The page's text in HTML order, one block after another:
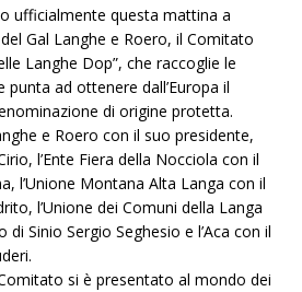
ufficialmente questa mattina a
Gal Langhe e Roero, il Comitato
Langhe Dop”, che raccoglie le
ad ottenere dall’Europa il
di origine protetta.
e Roero con il suo presidente,
l’Ente Fiera della Nocciola con il
l’Unione Montana Alta Langa con il
l’Unione dei Comuni della Langa
Sinio Sergio Seghesio e l’Aca con il
si è presentato al mondo dei